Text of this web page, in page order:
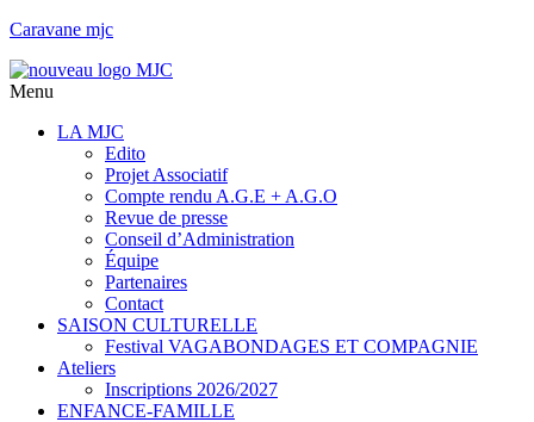
Caravane mjc
Menu
LA MJC
Edito
Projet Associatif
Compte rendu A.G.E + A.G.O
Revue de presse
Conseil d’Administration
Équipe
Partenaires
Contact
SAISON CULTURELLE
Festival VAGABONDAGES ET COMPAGNIE
Ateliers
Inscriptions 2026/2027
ENFANCE-FAMILLE